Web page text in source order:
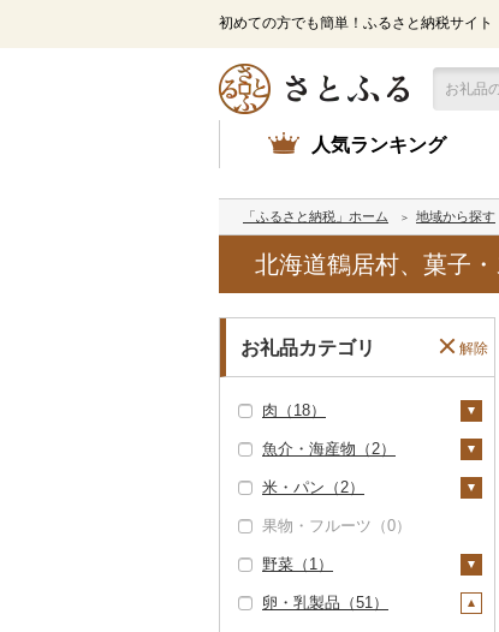
初めての方でも簡単！ふるさと納税サイト
人気ランキング
「ふるさと納税」ホーム 地域から探す
北海道鶴居村、菓子
お礼品カテゴリ 解除
肉（18）
牛肉（精肉）（1）
ステーキ（0）
すき焼き（1）
しゃぶしゃぶ（0）
焼肉（0）
牛肉（加工品）（2）
ハンバーグ（1）
もつ鍋（0）
ローストビーフ（0）
豚肉（精肉）（3）
ステーキ（0）
すき焼き（0）
豚肉（加工品）（2）
ハンバーグ（1）
鶏肉（0）
魚介・海産物（2）
カニ（0）
エビ（0）
いくら（0）
うに（0）
米・パン（2）
米（0）
雑穀（0）
餅（0）
果物・フルーツ（0）
野菜（1）
いも（0）
卵・乳製品（51）